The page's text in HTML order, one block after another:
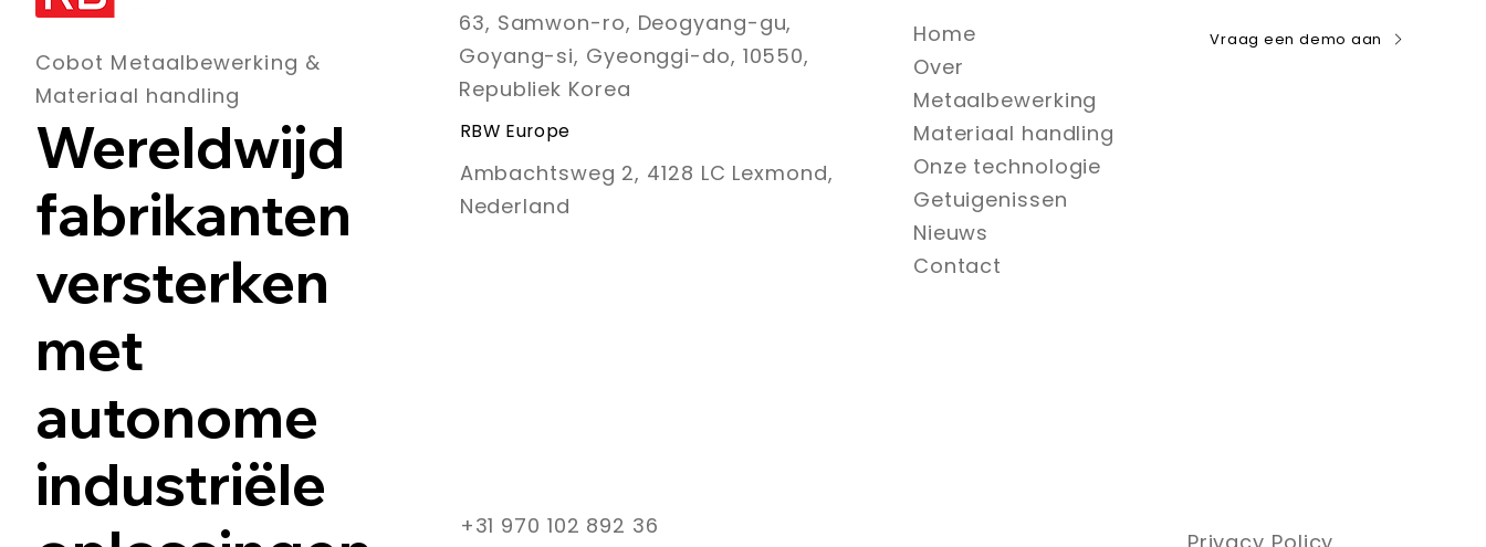
Cobot Metaalbewerking &
Materiaal handling
Wereldwijd
fabrikanten
versterken
met
autonome
industriële
63, Samwon-ro, Deogyang-gu,
Goyang-si, Gyeonggi-do, 10550,
Republiek Korea
RBW Europe
Ambachtsweg 2, 4128 LC Lexmond,
Nederland
Home
Over
Metaalbewerking
Materiaal handling
Onze technologie
Getuigenissen
Nieuws
Contact
Vraag een demo aan
+31 970 102 892 36